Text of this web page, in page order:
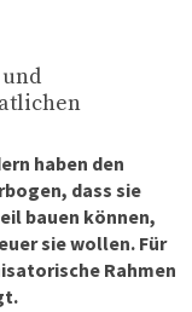
haben den
dass sie
bauen können,
sie wollen. Für
Rahmen